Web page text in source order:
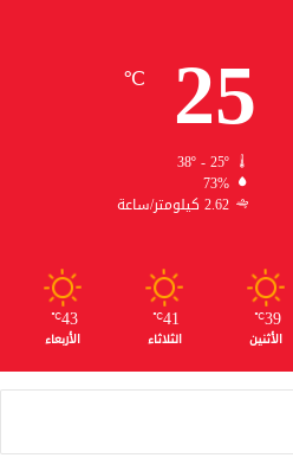
25
℃
38º - 25º
73%
2.62 كيلومتر/ساعة
39
℃
الأثنين
41
℃
الثلاثاء
43
℃
الأربعاء